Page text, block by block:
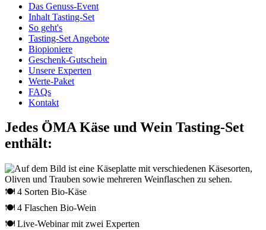
Das Genuss-Event
Inhalt Tasting-Set
So geht's
Tasting-Set Angebote
Biopioniere
Geschenk-Gutschein
Unsere Experten
Werte-Paket
FAQs
Kontakt
Jedes ÖMA Käse und Wein Tasting-Set
enthält:
🍽 4 Sorten Bio-Käse
🍽 4 Flaschen Bio-Wein
🍽 Live-Webinar mit zwei Experten